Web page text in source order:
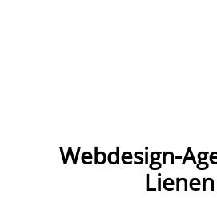
Webdesign-
Lienen